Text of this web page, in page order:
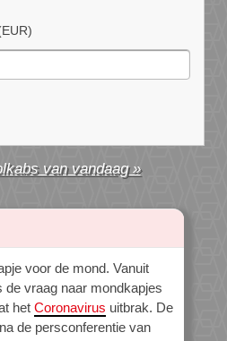
van vandaag »
voor de mond. Vanuit
vraag naar mondkapjes
het Coronavirus uitbrak. De
de persconferentie van